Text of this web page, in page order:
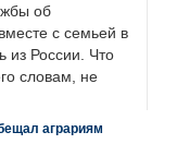
об
с семьей в
из России. Что
словам, не
аграриям